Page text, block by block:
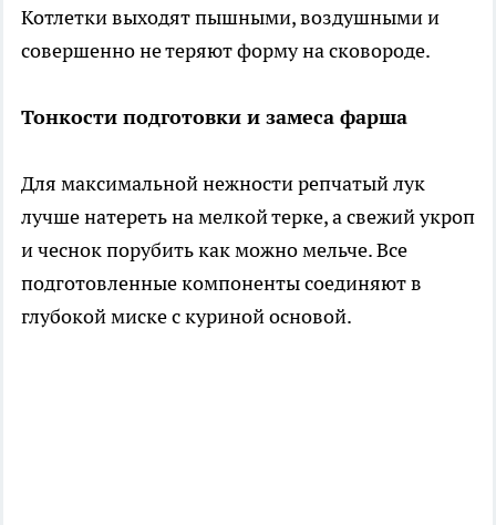
Котлетки выходят пышными, воздушными и
совершенно не теряют форму на сковороде.
Тонкости подготовки и замеса фарша
Для максимальной нежности репчатый лук
лучше натереть на мелкой терке, а свежий укроп
и чеснок порубить как можно мельче. Все
подготовленные компоненты соединяют в
глубокой миске с куриной основой.